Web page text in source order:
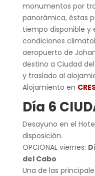
monumentos por
panorámica, éstas
tiempo disponible y
condiciones
aeropuerto de
destino a Ciudad
y traslado al
Alojamiento en
Día 6
Desayuno en el
disposición.
OPCIONAL viernes:
del Cabo
Una de las